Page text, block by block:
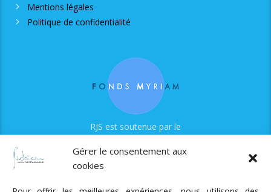
Gérer le consentement aux
cookies
Mentions légales
Politique de confidentialité
RJS est soutenue par le